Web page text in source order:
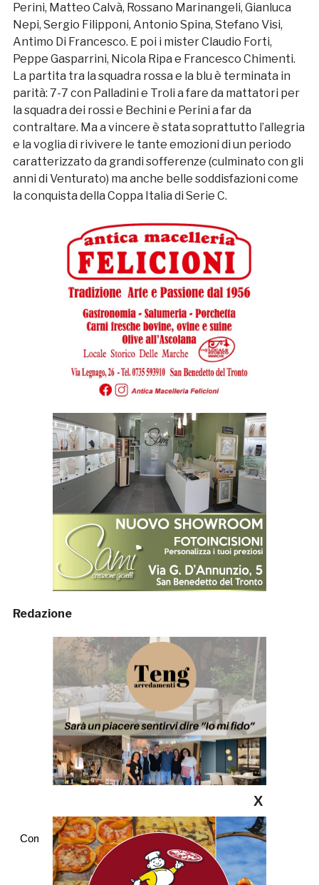
Perini, Matteo Calvà, Rossano Marinangeli, Gianluca
Nepi, Sergio Filipponi, Antonio Spina, Stefano Visi,
Antimo Di Francesco. E poi i mister Claudio Forti,
Peppe Gasparrini, Nicola Ripa e Francesco Chimenti.
La partita tra la squadra rossa e la blu è terminata in
parità: 7-7 con Palladini e Troli a fare da mattatori per
la squadra dei rossi e Bechini e Perini a far da
contraltare. Ma a vincere è stata soprattutto l’allegria
e la voglia di rivivere le tante emozioni di un periodo
caratterizzato da grandi sofferenze (culminato con gli
anni di Venturato) ma anche belle soddisfazioni come
la conquista della Coppa Italia di Serie C.
Redazione
Commenti
X